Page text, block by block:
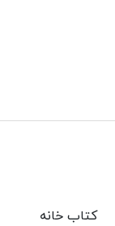
کتاب خانه